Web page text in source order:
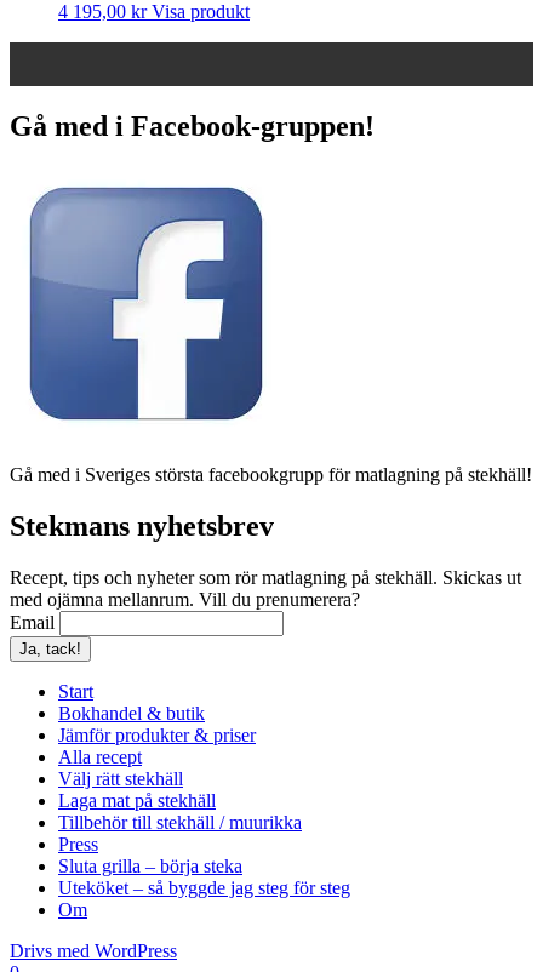
4 195,00 kr Visa produkt
Gå med i Facebook-gruppen!
Gå med i Sveriges största facebookgrupp för matlagning på stekhäll!
Stekmans nyhetsbrev
Recept, tips och nyheter som rör matlagning på stekhäll. Skickas ut
med ojämna mellanrum. Vill du prenumerera?
Email
Start
Bokhandel & butik
Jämför produkter & priser
Alla recept
Välj rätt stekhäll
Laga mat på stekhäll
Tillbehör till stekhäll / muurikka
Press
Sluta grilla – börja steka
Uteköket – så byggde jag steg för steg
Om
Drivs med WordPress